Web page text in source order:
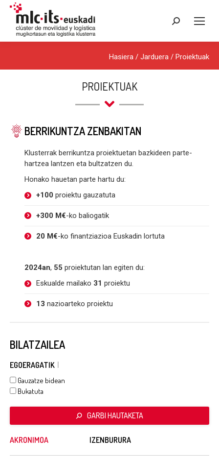
Search:
Hasiera / Jarduera / Proiektuak
PROIEKTUAK
BERRIKUNTZA ZENBAKITAN
Klusterrak berrikuntza proiektuetan bazkideen parte-
hartzea lantzen eta bultzatzen du.
Honako hauetan parte hartu du:
+100 proiektu gauzatuta
+300 M€-ko baliogatik
20 M€-ko finantziazioa Euskadin lortuta
2024an, 55 proiektutan lan egiten du:
Eskualde mailako 31 proiektu
13 nazioarteko proiektu
BILATZAILEA
EGOERAGATIK
Gauzatze bidean
Bukatuta
GARBI HAUTAKETA
AKRONIMOA IZENBURURA